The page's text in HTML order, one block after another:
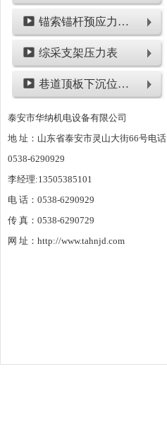
锚索锚杆预应力检测设备
综采支架压力表
巷道顶板下沉位移类仪表
泰安市华纳机电设备有限公司
地 址：山东省泰安市灵山大街66号电话
0538-6290929
李经理:13505385101
电 话：0538-6290929
传 真：0538-6290729
网 址：http://www.tahnjd.com